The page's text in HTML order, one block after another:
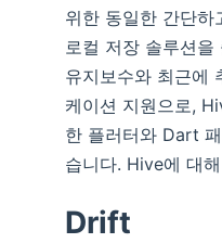
위한 동일한 간단하
로컬 저장 솔루션을
유지보수와 최근에
케이션 지원으로,
한 플러터와 Dart
습니다. Hive에 대
Drift